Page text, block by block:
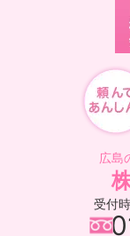
広島
受付